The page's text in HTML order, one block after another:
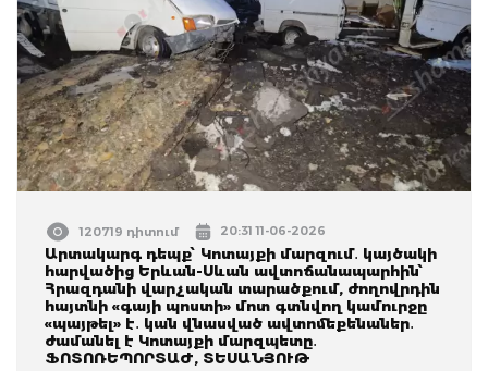
120719 դիտում 20:31 11-06-2026
Արտակարգ դեպք՝ Կոտայքի մարզում․ կայծակի
հարվածից Երևան-Սևան ավտոճանապարհին՝
Հրազդանի վարչական տարածքում, ժողովրդին
հայտնի «գայի պոստի» մոտ գտնվող կամուրջը
«պայթել» է․ կան վնասված ավտոմեքենաներ․
ժամանել է Կոտայքի մարզպետը․
ՖՈՏՈՌԵՊՈՐՏԱԺ, ՏԵՍԱՆՅՈՒԹ